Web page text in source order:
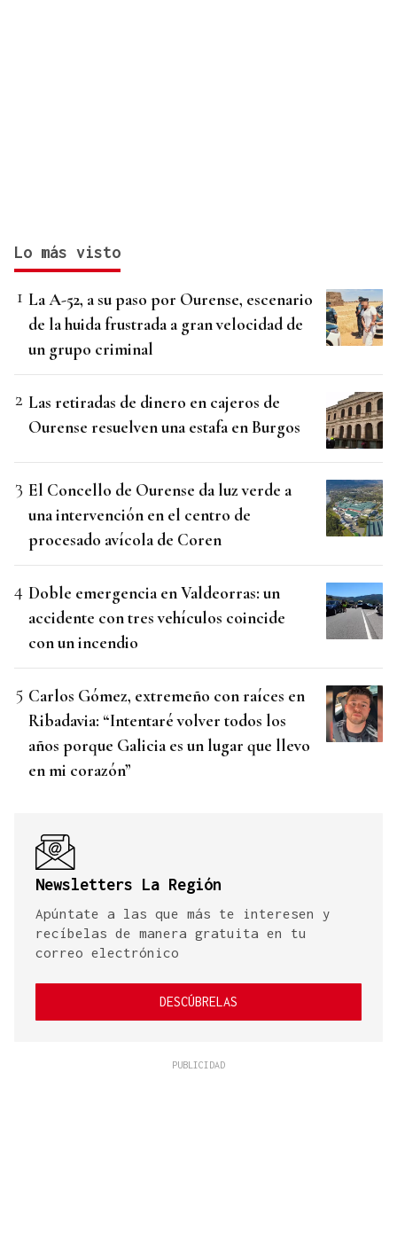
Lo más visto
La A-52, a su paso por Ourense, escenario
de la huida frustrada a gran velocidad de
un grupo criminal
Las retiradas de dinero en cajeros de
Ourense resuelven una estafa en Burgos
El Concello de Ourense da luz verde a
una intervención en el centro de
procesado avícola de Coren
Doble emergencia en Valdeorras: un
accidente con tres vehículos coincide
con un incendio
Carlos Gómez, extremeño con raíces en
Ribadavia: “Intentaré volver todos los
años porque Galicia es un lugar que llevo
en mi corazón”
Newsletters La Región
Apúntate a las que más te interesen y
recíbelas de manera gratuita en tu
correo electrónico
DESCÚBRELAS